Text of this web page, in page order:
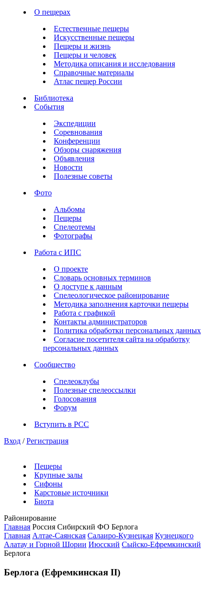
О пещерах
Естественные пещеры
Искусственные пещеры
Пещеры и жизнь
Пещеры и человек
Методика описания и исследования
Справочные материалы
Атлас пещер России
Библиотека
События
Экспедиции
Соревнования
Конференции
Обзоры снаряжения
Объявления
Новости
Полезные советы
Фото
Альбомы
Пещеры
Спелеотемы
Фотографы
Работа с ИПС
О проекте
Словарь основных терминов
О доступе к данным
Спелеологическое районирование
Методика заполнения карточки пещеры
Работа с графикой
Контакты администраторов
Политика обработки персональных данных
Согласие посетителя сайта на обработку
персональных данных
Сообщество
Спелеоклубы
Полезные спелеоссылки
Голосования
Форум
Вступить в РСС
Вход / Регистрация
Пещеры
Крупные залы
Сифоны
Карстовые источники
Биота
Районирование
Главная Россия Сибирский ФО Берлога
Главная Алтае-Саянская Салаиро-Кузнецкая Кузнецкого
Алатау и Горной Шории Июсский Сыйско-Ефремкинский
Берлога
Берлога (Ефремкинская II)